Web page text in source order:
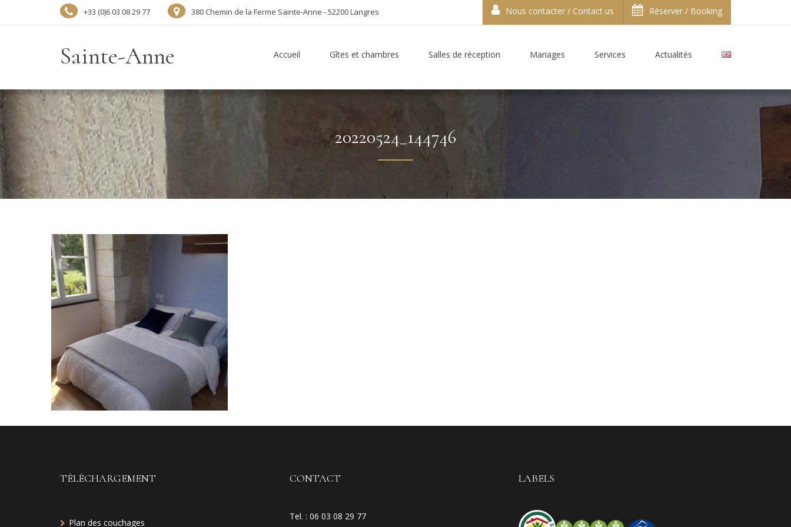
+33 (0)6 03 08 29 77 380 Chemin de la Ferme Sainte-Anne - 52200 Langres Nous contacter / Contact us Réserver / Booking
Sainte-Anne Accueil Gîtes et chambres Salles de réception Mariages Services Actualités
20220524_144746
TÉLÉCHARGEMENT
Plan des couchages
CONTACT
Tel. : 06 03 08 29 77
LABELS